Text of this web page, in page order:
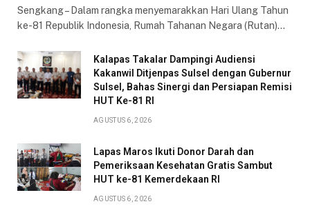
Sengkang – Dalam rangka menyemarakkan Hari Ulang Tahun
ke-81 Republik Indonesia, Rumah Tahanan Negara (Rutan)…
Kalapas Takalar Dampingi Audiensi
Kakanwil Ditjenpas Sulsel dengan Gubernur
Sulsel, Bahas Sinergi dan Persiapan Remisi
HUT Ke-81 RI
AGUSTUS 6, 2026
Lapas Maros Ikuti Donor Darah dan
Pemeriksaan Kesehatan Gratis Sambut
HUT ke-81 Kemerdekaan RI
AGUSTUS 6, 2026